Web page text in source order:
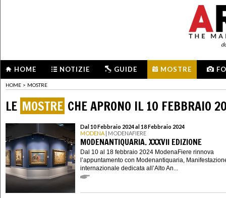
HOME NOTIZIE GUIDE MOSTRE
HOME > MOSTRE
LE MOSTRE CHE APRONO IL 10 FEBBRAIO
Dal 10 Febbraio 2024 al 18 Febbraio 2024
MODENA | MODENAFIERE
MODENANTIQUARIA. XXXVII EDIZIONE
Dal 10 al 18 febbraio 2024 ModenaFiere rinnova
l’appuntamento con Modenantiquaria,
internazionale dedicata all’Alto An...